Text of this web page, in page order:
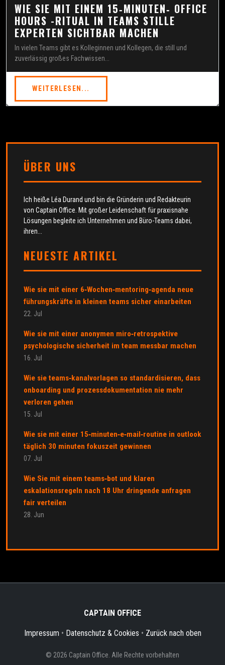
WIE SIE MIT EINEM 15‑MINUTEN‑ OFFICE
HOURS -RITUAL IN TEAMS STILLE
EXPERTEN SICHTBAR MACHEN
In vielen Teams gibt es Kolleginnen und Kollegen, die still und
zuverlässig großes Fachwissen...
WEITERLESEN...
ÜBER UNS
Ich heiße Léa Durand und bin die Gründerin und Redakteurin
von Captain Office. Mit großer Leidenschaft für praxisnahe
Lösungen begleite ich Unternehmen und Büro-Teams dabei,
ihren...
NEUESTE ARTIKEL
Wie sie mit einer 6‑Wochen‑mentoring‑agenda neue
führungskräfte in kleinen teams sicher einarbeiten
22. Jul
Wie sie mit einer anonymen miro‑retrospektive
psychologische sicherheit im team messbar machen
16. Jul
Wie sie teams‑kanalvorlagen so standardisieren, dass
onboarding und prozessdokumentation nie mehr
verloren gehen
15. Jul
Wie sie mit einer 15‑minuten‑e‑mail‑routine in outlook
täglich 30 minuten fokuszeit gewinnen
07. Jul
Wie Sie mit einem teams‑bot und klaren
eskalationsregeln nach 18 Uhr dringende anfragen
fair verteilen
28. Jun
CAPTAIN OFFICE
Impressum • Datenschutz & Cookies • Zurück nach oben
© 2026 Captain Office. Alle Rechte vorbehalten